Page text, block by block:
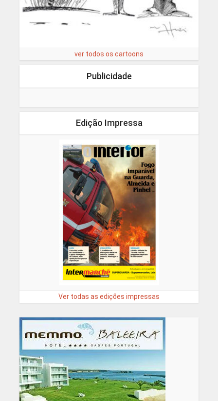
ver todos os cartoons
Publicidade
Edição Impressa
Ver todas as edições impressas